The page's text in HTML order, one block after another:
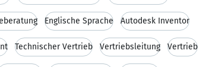
Englische Sprache Autodesk Inventor
Technischer Vertrieb Vertriebsleitung Vertrieb